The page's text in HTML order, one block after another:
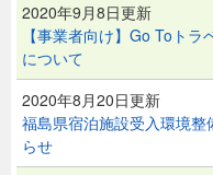
2020年9月8日更新
【事業者向け】Go Toト
について
2020年8月20日更新
福島県宿泊施設受入環境
らせ